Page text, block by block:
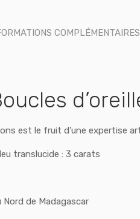
COMPLÉMENTAIRES
est le fruit d’une expertise
translucide : 3 carats
de Madagascar